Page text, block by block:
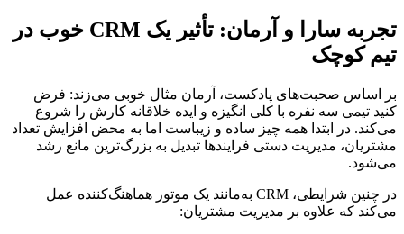
تجربه سارا و آرمان: تأثیر یک CRM خوب در
تیم کوچک
بر اساس صحبت‌های پادکست، آرمان مثال خوبی می‌زند: فرض
کنید تیمی سه نفره با کلی انگیزه و ایده خلاقانه کارش را شروع
می‌کند. در ابتدا همه چیز ساده و زیباست اما به محض افزایش تعداد
مشتریان، مدیریت دستی فرایندها تبدیل به بزرگ‌ترین مانع رشد
می‌شود.
در چنین شرایطی، CRM به‌مانند یک موتور هماهنگ‌کننده عمل
می‌کند که علاوه بر مدیریت مشتریان: